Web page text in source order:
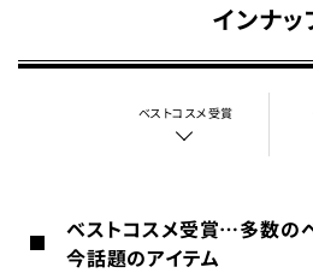
インナッ
ベストコスメ受賞
ベストコスメ受賞…多数の
今話題のアイテム